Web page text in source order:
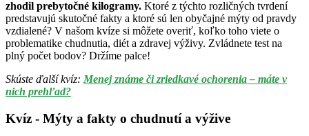
zhodil prebytočné kilogramy. Ktoré z týchto rozličných tvrdení
predstavujú skutočné fakty a ktoré sú len obyčajné mýty od pravdy
vzdialené? V našom kvíze si môžete overiť, koľko toho viete o
problematike chudnutia, diét a zdravej výživy. Zvládnete test na
plný počet bodov? Držíme palce!
Skúste ďalší kvíz: Menej známe či zriedkavé ochorenia – máte v
nich prehľad?
Kvíz - Mýty a fakty o chudnutí a výžive